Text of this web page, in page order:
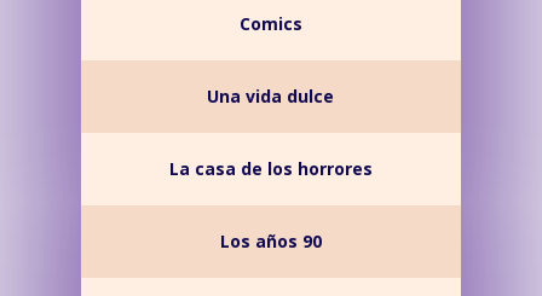
Comics
Una vida dulce
La casa de los horrores
Los años 90